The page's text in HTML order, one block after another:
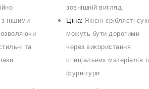
іншими
та
зовнішній вигляд.
Ціна: Якісні сріблясті
можуть бути дорогими
через використання
спеціальних матеріалів
фурнітури.